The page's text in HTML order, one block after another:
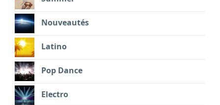
Nouveautés
Latino
Pop Dance
Electro